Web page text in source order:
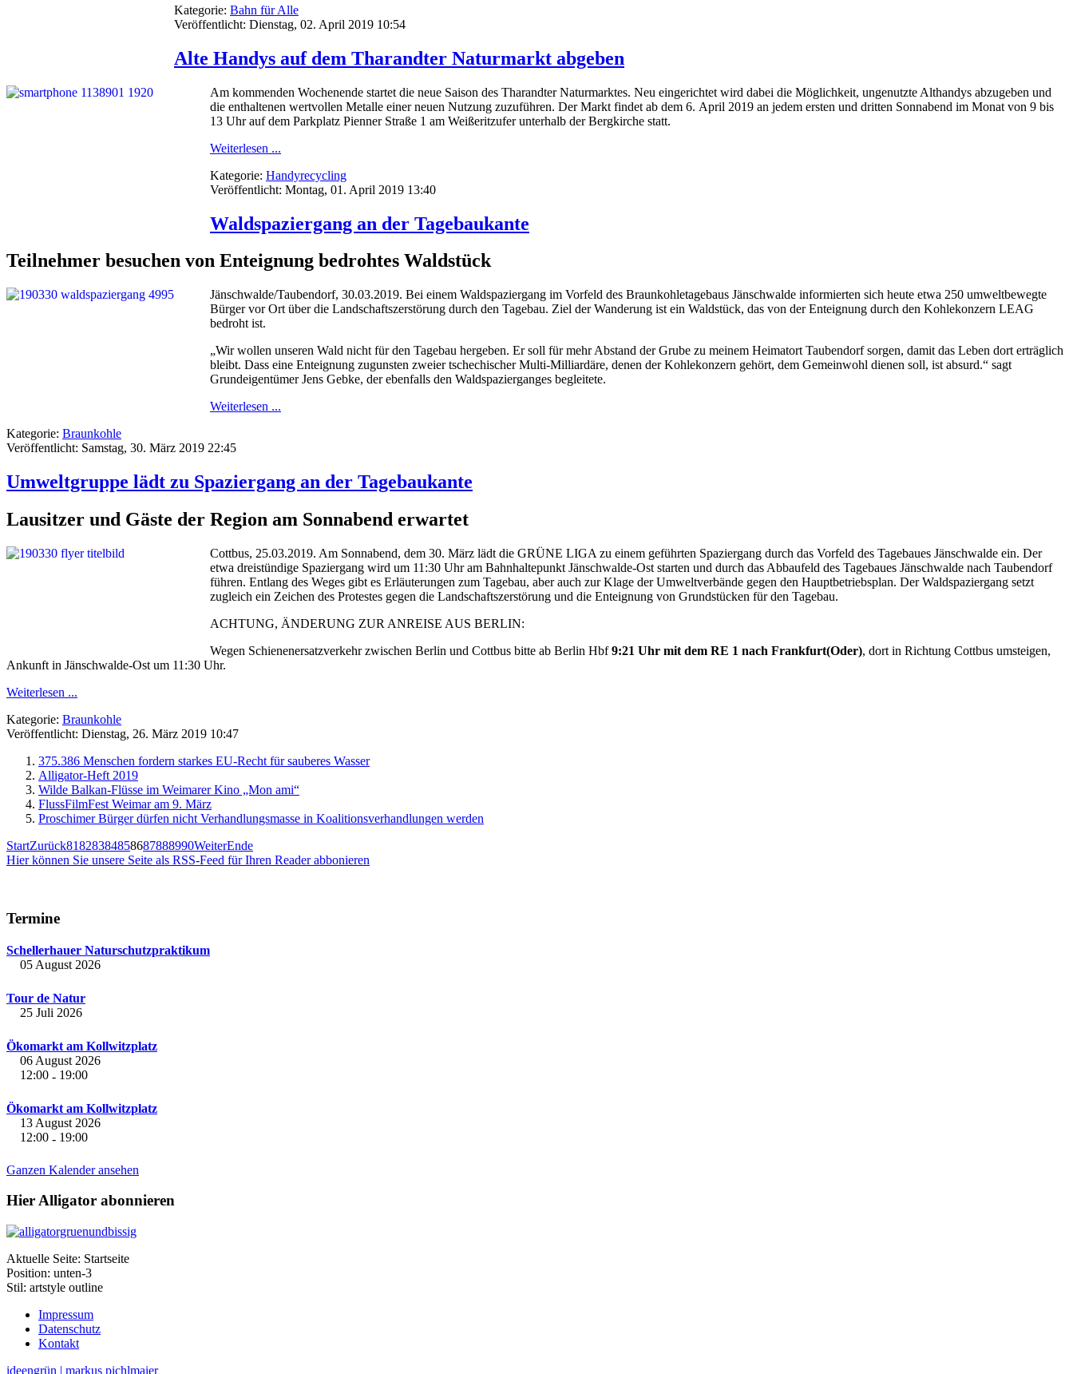
Kategorie: Bahn für Alle
Veröffentlicht: Dienstag, 02. April 2019 10:54
Alte Handys auf dem Tharandter Naturmarkt abgeben
Am kommenden Wochenende startet die neue Saison des Tharandter Naturmarktes. Neu eingerichtet wird dabei die Möglichkeit, ungenutzte Althandys abzugeben und
die enthaltenen wertvollen Metalle einer neuen Nutzung zuzuführen. Der Markt findet ab dem 6. April 2019 an jedem ersten und dritten Sonnabend im Monat von 9 bis
13 Uhr auf dem Parkplatz Pienner Straße 1 am Weißeritzufer unterhalb der Bergkirche statt.
Weiterlesen ...
Kategorie: Handyrecycling
Veröffentlicht: Montag, 01. April 2019 13:40
Waldspaziergang an der Tagebaukante
Teilnehmer besuchen von Enteignung bedrohtes Waldstück
Jänschwalde/Taubendorf, 30.03.2019. Bei einem Waldspaziergang im Vorfeld des Braunkohletagebaus Jänschwalde informierten sich heute etwa 250 umweltbewegte
Bürger vor Ort über die Landschaftszerstörung durch den Tagebau. Ziel der Wanderung ist ein Waldstück, das von der Enteignung durch den Kohlekonzern LEAG
bedroht ist.
„Wir wollen unseren Wald nicht für den Tagebau hergeben. Er soll für mehr Abstand der Grube zu meinem Heimatort Taubendorf sorgen, damit das Leben dort erträglich
bleibt. Dass eine Enteignung zugunsten zweier tschechischer Multi-Milliardäre, denen der Kohlekonzern gehört, dem Gemeinwohl dienen soll, ist absurd.“ sagt
Grundeigentümer Jens Gebke, der ebenfalls den Waldspazierganges begleitete.
Weiterlesen ...
Kategorie: Braunkohle
Veröffentlicht: Samstag, 30. März 2019 22:45
Umweltgruppe lädt zu Spaziergang an der Tagebaukante
Lausitzer und Gäste der Region am Sonnabend erwartet
Cottbus, 25.03.2019. Am Sonnabend, dem 30. März lädt die GRÜNE LIGA zu einem geführten Spaziergang durch das Vorfeld des Tagebaues Jänschwalde ein. Der
etwa dreistündige Spaziergang wird um 11:30 Uhr am Bahnhaltepunkt Jänschwalde-Ost starten und durch das Abbaufeld des Tagebaues Jänschwalde nach Taubendorf
führen. Entlang des Weges gibt es Erläuterungen zum Tagebau, aber auch zur Klage der Umweltverbände gegen den Hauptbetriebsplan. Der Waldspaziergang setzt
zugleich ein Zeichen des Protestes gegen die Landschaftszerstörung und die Enteignung von Grundstücken für den Tagebau.
ACHTUNG, ÄNDERUNG ZUR ANREISE AUS BERLIN:
Wegen Schienenersatzverkehr zwischen Berlin und Cottbus bitte ab Berlin Hbf9:21 Uhr mit dem RE 1 nach Frankfurt(Oder), dort in Richtung Cottbus umsteigen,
Ankunft in Jänschwalde-Ost um 11:30 Uhr.
Weiterlesen ...
Kategorie: Braunkohle
Veröffentlicht: Dienstag, 26. März 2019 10:47
375.386 Menschen fordern starkes EU-Recht für sauberes Wasser
Alligator-Heft 2019
Wilde Balkan-Flüsse im Weimarer Kino „Mon ami“
FlussFilmFest Weimar am 9. März
Proschimer Bürger dürfen nicht Verhandlungsmasse in Koalitionsverhandlungen werden
StartZurück81828384858687888990WeiterEnde
Hier können Sie unsere Seite als RSS-Feed für Ihren Reader abbonieren
Termine
Schellerhauer Naturschutzpraktikum
05 August 2026
Tour de Natur
25 Juli 2026
Ökomarkt am Kollwitzplatz
06 August 2026
12:00 - 19:00
Ökomarkt am Kollwitzplatz
13 August 2026
12:00 - 19:00
Ganzen Kalender ansehen
Hier Alligator abonnieren
Aktuelle Seite: Startseite
Position: unten-3
Stil: artstyle outline
Impressum
Datenschutz
Kontakt
ideengrün | markus pichlmaier